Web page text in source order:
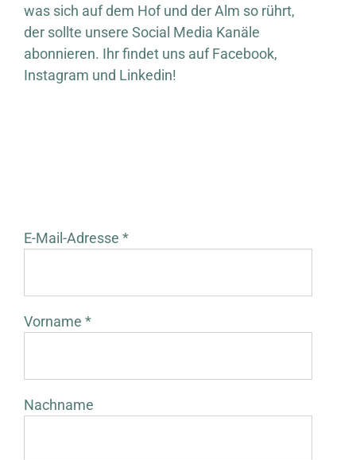
was sich auf dem Hof und der Alm so rührt,
der sollte unsere Social Media Kanäle
abonnieren. Ihr findet uns auf Facebook,
Instagram und Linkedin!
E-Mail-Adresse *
Vorname *
Nachname